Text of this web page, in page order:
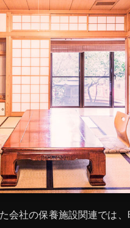
会社の保養施設関連では